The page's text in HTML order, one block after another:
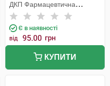
ДКП Фармацевтична
фабрика
Є в наявності
від 95.00 грн
КУПИТИ